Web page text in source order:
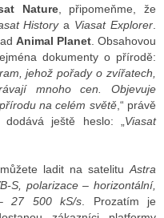
Nature, připomeňme, že
Historya Viasat Explorer
Animal Planet. Obsahovou
dokumenty o přírodě:
jehož pořady o zvířatech,
mnoho cen. Objevuje
na celém světě,“ právě
ještě heslo: „ Viasat
můžete ladit na satelitu Astra
S, polarizace – horizontální,
27 500 kS/s . Prozatím je